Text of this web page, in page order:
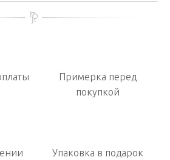
Примерка перед
покупкой
Упаковка в подарок